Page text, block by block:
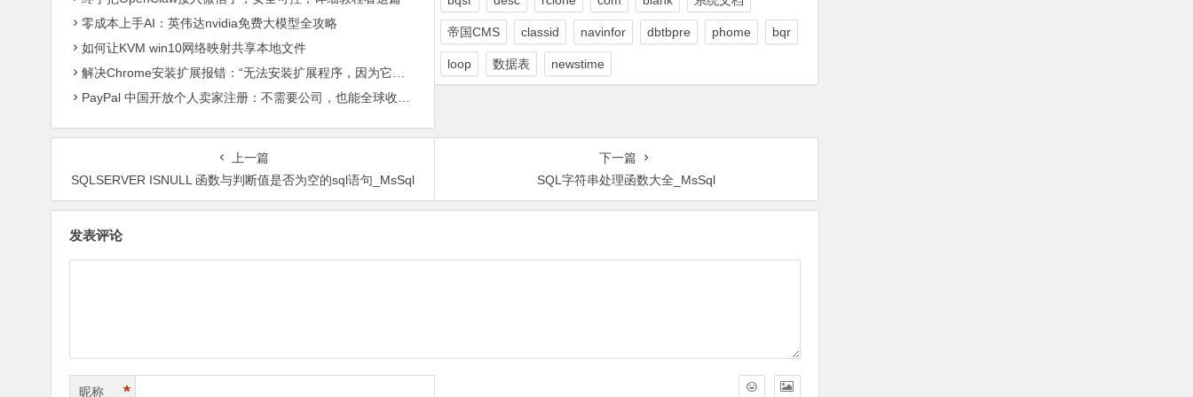
零成本上手AI：英伟达nvidia免费大模型全攻略
如何让KVM win10网络映射共享本地文件
解决Chrome安装扩展报错：“无法安装扩展程序，因为它使用了不受支持的清单版本“
PayPal 中国开放个人卖家注册：不需要公司，也能全球收款了
帝国CMS classid navinfor dbtbpre phome bqr
loop 数据表 newstime
上一篇
SQLSERVER ISNULL 函数与判断值是否为空的sql语句_MsSql
下一篇
SQL字符串处理函数大全_MsSql
发表评论
昵称 *